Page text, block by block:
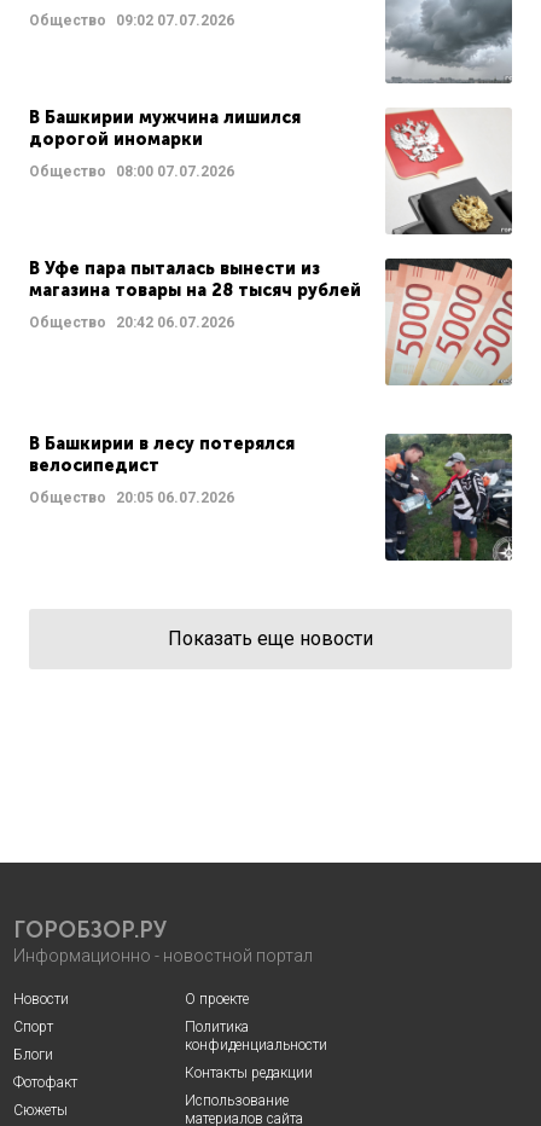
Общество 09:02 07.07.2026
В Башкирии мужчина лишился
дорогой иномарки
Общество 08:00 07.07.2026
В Уфе пара пыталась вынести из
магазина товары на 28 тысяч рублей
Общество 20:42 06.07.2026
В Башкирии в лесу потерялся
велосипедист
Общество 20:05 06.07.2026
Показать еще новости
ГОРОБЗОР.РУ
Информационно - новостной портал
Новости
Спорт
Блоги
Фотофакт
Сюжеты
О проекте
Политика
конфиденциальности
Контакты редакции
Использование
материалов сайта